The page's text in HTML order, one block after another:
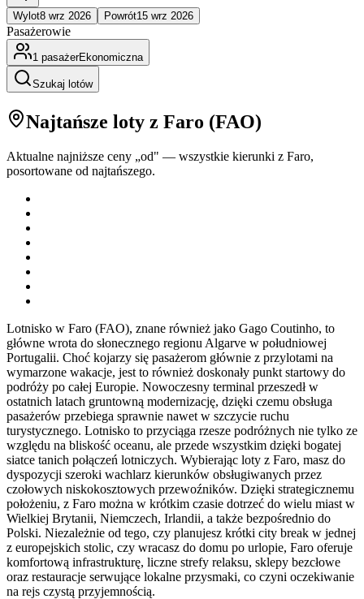
Wylot8 wrz 2026 Powrót15 wrz 2026
Pasażerowie
1 pasażerEkonomiczna
Szukaj lotów
Najtańsze loty z Faro (FAO)
Aktualne najniższe ceny „od" — wszystkie kierunki z Faro,
posortowane od najtańszego.
Lotnisko w Faro (FAO), znane również jako Gago Coutinho, to
główne wrota do słonecznego regionu Algarve w południowej
Portugalii. Choć kojarzy się pasażerom głównie z przylotami na
wymarzone wakacje, jest to również doskonały punkt startowy do
podróży po całej Europie. Nowoczesny terminal przeszedł w
ostatnich latach gruntowną modernizację, dzięki czemu obsługa
pasażerów przebiega sprawnie nawet w szczycie ruchu
turystycznego. Lotnisko to przyciąga rzesze podróżnych nie tylko ze
względu na bliskość oceanu, ale przede wszystkim dzięki bogatej
siatce tanich połączeń lotniczych. Wybierając loty z Faro, masz do
dyspozycji szeroki wachlarz kierunków obsługiwanych przez
czołowych niskokosztowych przewoźników. Dzięki strategicznemu
położeniu, z Faro można w krótkim czasie dotrzeć do wielu miast w
Wielkiej Brytanii, Niemczech, Irlandii, a także bezpośrednio do
Polski. Niezależnie od tego, czy planujesz krótki city break w jednej
z europejskich stolic, czy wracasz do domu po urlopie, Faro oferuje
komfortową infrastrukturę, liczne strefy relaksu, sklepy bezcłowe
oraz restauracje serwujące lokalne przysmaki, co czyni oczekiwanie
na rejs czystą przyjemnością.